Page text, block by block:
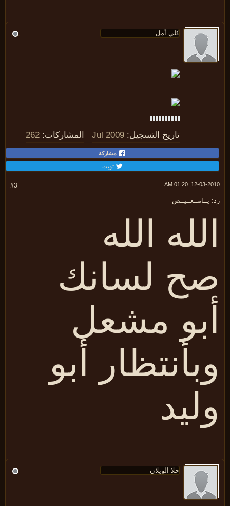
تاريخ التسجيل: Jul 2009 المشاركات: 262
مشاركة
تويت
12-03-2010,
يــامــعــيــض
الله
لسانك
مشعل
أبو